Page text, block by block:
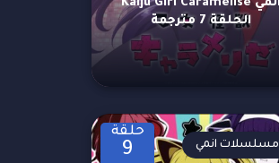
انمي Kaiju Girl Caramelise
الحلقة 7 مترجمة
حلقة
9 مسلسلات انمي